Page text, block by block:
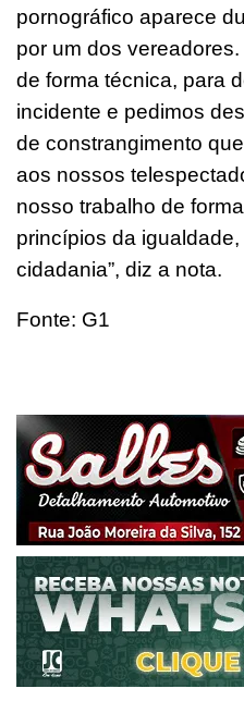
pornográfico aparece
por um dos
de forma técnica, para
incidente e pedimos
de constrangimento
aos nossos
nosso trabalho de
princípios da
cidadania”, diz a nota.
Fonte: G1